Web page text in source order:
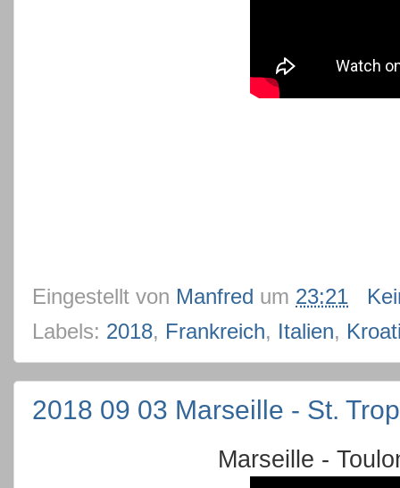
Eingestellt von Manfred um 23:21
Labels: 2018, Frankreich, Italien,
2018 09 03 Marseille - St.
Marseille -